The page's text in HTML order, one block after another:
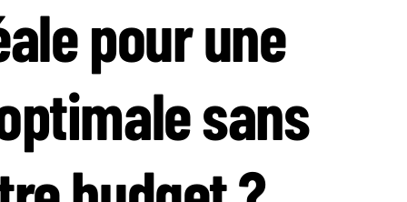
pour une
sans